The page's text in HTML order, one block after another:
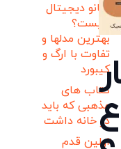
پیانو دیجیتال
چیست؟
بهترین مدلها و
تفاوت با ارگ و
کیبورد
کتاب های
مذهبی که باید
در خانه داشت
اولین قدم